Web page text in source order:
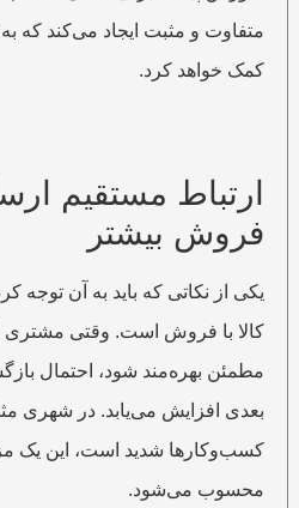
متفاوت و مثبت ایجاد می‌کند که
کمک خواهد کرد.
ارتباط مستقیم
فروش بیشتر
یکی از نکاتی که باید به آن توجه
کالا با فروش است. وقتی مشتری
مطمئن بهره‌مند شود، احتمال
بعدی افزایش می‌یابد. در شهری
کسب‌وکارها شدید است، این یک
محسوب می‌شود.